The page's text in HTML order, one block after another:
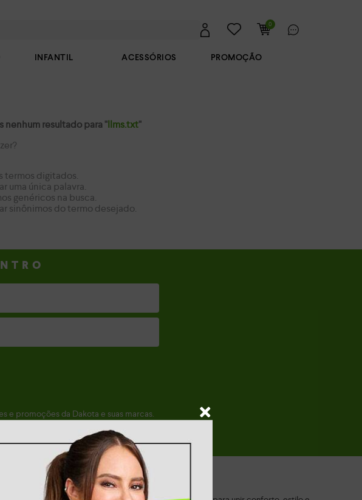
0
INFANTIL ACESSÓRIOS PROMOÇÃO
nenhum resultado para "llms.txt"
termos digitados.
uma única palavra.
genéricos na busca.
sinônimos do termo desejado.
e promoções da Dakota e suas marcas.
seu próximo look